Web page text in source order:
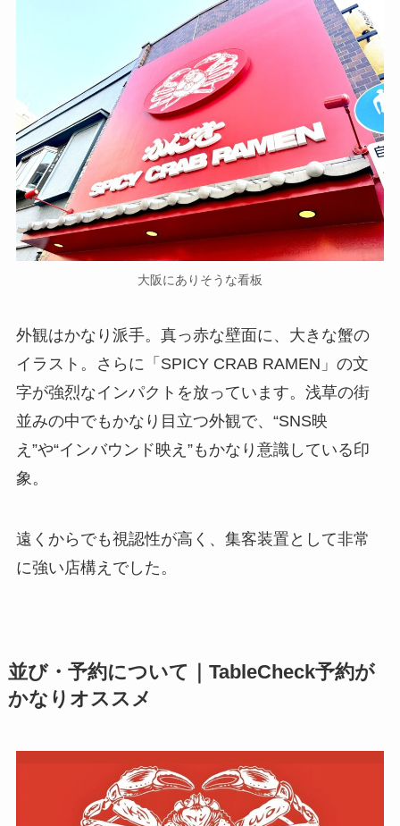
大阪にありそうな看板
外観はかなり派手。真っ赤な壁面に、大きな蟹の
イラスト。さらに「SPICY CRAB RAMEN」の文
字が強烈なインパクトを放っています。浅草の街
並みの中でもかなり目立つ外観で、“SNS映
え”や“インバウンド映え”もかなり意識している印
象。
遠くからでも視認性が高く、集客装置として非常
に強い店構えでした。
並び・予約について｜TableCheck予約が
かなり オススメ